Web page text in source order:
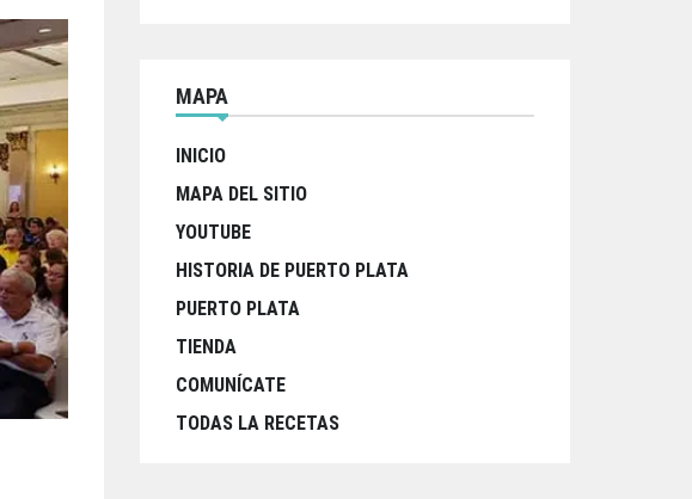
MAPA
INICIO
MAPA DEL SITIO
YOUTUBE
HISTORIA DE PUERTO PLATA
PUERTO PLATA
TIENDA
COMUNÍCATE
TODAS LA RECETAS